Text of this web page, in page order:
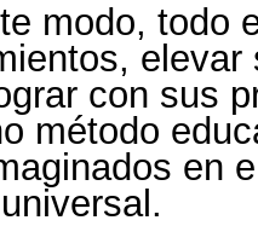
modo, todo
con sus
método
en